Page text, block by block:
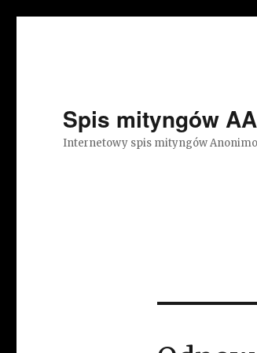
Spis mityngów AA
Internetowy spis mityngów